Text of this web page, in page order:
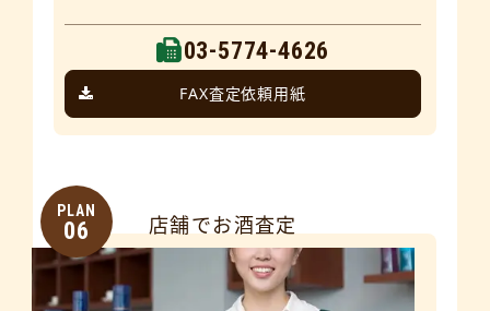
03-5774-4626
FAX査定依頼用紙
PLAN
06 店舗でお酒査定